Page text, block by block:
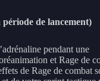
de lancement)
pendant une
et Rage de
de Rage de combat